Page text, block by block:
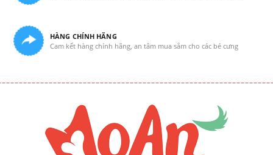
HÀNG CHÍNH HÃNG
Cam kết hàng chính hãng, an tâm mua sắm cho các bé cưng